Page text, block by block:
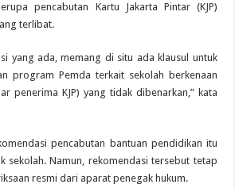
pencabutan Kartu Jakarta Pintar (KJP)
terlibat.
yang ada, memang di situ ada klausul untuk
program Pemda terkait sekolah berkenaan
penerima KJP) yang tidak dibenarkan,” kata
pencabutan bantuan pendidikan itu
sekolah. Namun, rekomendasi tersebut tetap
resmi dari aparat penegak hukum.